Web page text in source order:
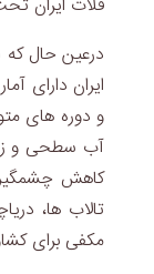
فلات ایران
درعین حال
ایران دارای
و دوره های
آب سطحی و
کاهش
تالاب ها،
مکفی برای